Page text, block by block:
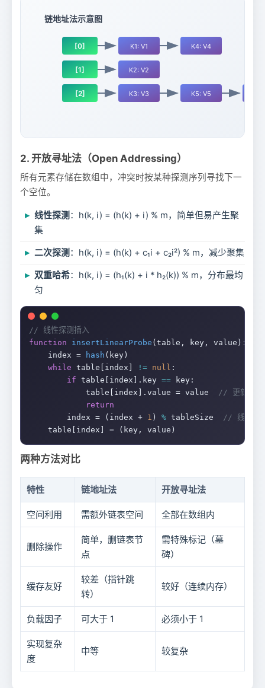
链地址法示意图
[0]
[1]
[2]
K1: V1 K4: V4
K2: V2
K3: V3 K5: V5
2. 开放寻址法（Open Addressing）
所有元素存储在数组中，冲突时按某种探测序列寻找下一
个空位。
线性探测 ：h(k, i) = (h(k) + i) % m，简单但易产生聚
集
二次探测 ：h(k, i) = (h(k) + c₁i + c₂i²) % m，减少聚集
双重哈希：h(k, i) = (h₁(k) + i * h₂(k)) % m，分布最均
匀
// 线性探测插入
function
insertLinearProbe (table, key, value):
    index =
hash (key)
while table[index] != null :
if table[index].key == key:
            table[index].value = value
// 更新
return
        index = (index +
1 ) % tableSize
// 线性探
    table[index] = (key, value)
两种方法对比
特性 链地址法 开放寻址法
空间利用 需额外链表空间 全部在数组内
删除操作
简单，删链表节
点
需特殊标记（墓
碑）
缓存友好
较差（指针跳
转）
较好（连续内存）
负载因子 可大于 1 必须小于 1
实现复杂
度
中等 较复杂